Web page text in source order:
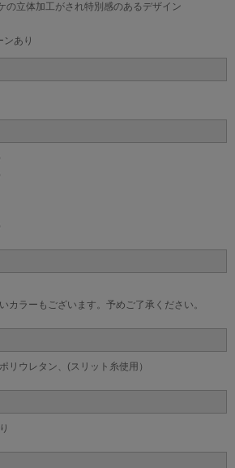
の立体加工がされ特別感のあるデザイン
ンあり
カラーもございます。予めご了承ください。
リウレタン、(スリット糸使用）